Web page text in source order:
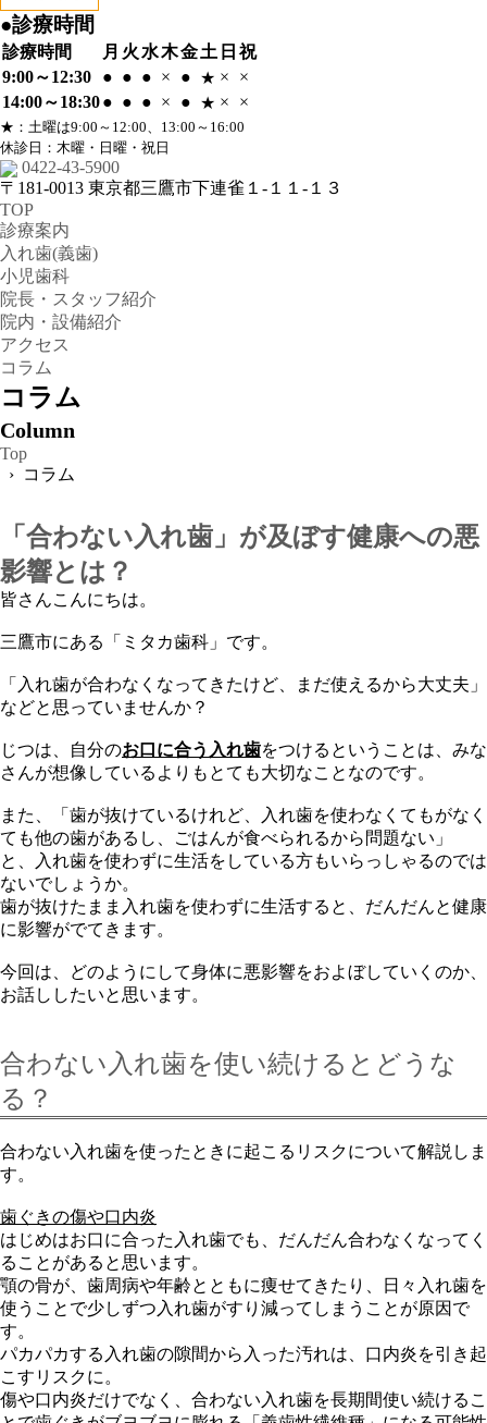
●診療時間
診療時間 月 火 水木金土 日 祝
9:00～12:30
● ● ● × ● ★ ×
×
14:00～18:30● ● ● × ● ★ × ×
★ ：土曜は9:00～12:00、13:00～16:00
休診日：木曜・日曜・祝日
0422-43-5900
〒181-0013 東京都三鷹市下連雀１-１１-１３
TOP
診療案内
入れ歯(義歯)
小児歯科
院長・スタッフ紹介
院内・設備紹介
アクセス
コラム
コラム
Column
Top
› コラム
「合わない入れ歯」が及ぼす健康への悪
影響とは？
皆さんこんにちは。
三鷹市にある「ミタカ歯科」です。
「入れ歯が合わなくなってきたけど、まだ使えるから大丈夫」
などと思っていませんか？
じつは、自分のお口に合う入れ歯をつけるということは、みな
さんが想像しているよりもとても大切なことなのです。
また、「歯が抜けているけれど、入れ歯を使わなくてもがなく
ても他の歯があるし、ごはんが食べられるから問題ない」
と、入れ歯を使わずに生活をしている方もいらっしゃるのでは
ないでしょうか。
歯が抜けたまま入れ歯を使わずに生活すると、だんだんと健康
に影響がでてきます。
今回は、どのようにして身体に悪影響をおよぼしていくのか、
お話ししたいと思います。
合わない入れ歯を使い続けるとどうな
る？
合わない入れ歯を使ったときに起こるリスクについて解説しま
す。
歯ぐきの傷や口内炎
はじめはお口に合った入れ歯でも、だんだん合わなくなってく
ることがあると思います。
顎の骨が、歯周病や年齢とともに痩せてきたり、日々入れ歯を
使うことで少しずつ入れ歯がすり減ってしまうことが原因で
す。
パカパカする入れ歯の隙間から入った汚れは、口内炎を引き起
こすリスクに。
傷や口内炎だけでなく、合わない入れ歯を長期間使い続けるこ